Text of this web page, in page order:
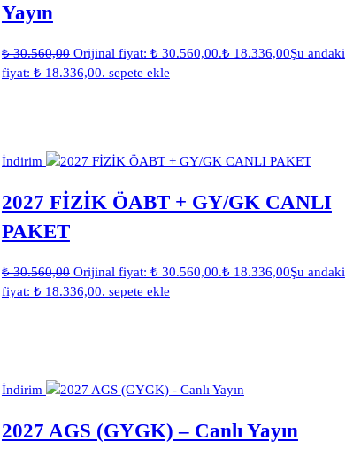
Yayın
₺30.560,00 Orijinal fiyat: ₺ 30.560,00.₺ 18.336,00Şu andaki
fiyat: ₺ 18.336,00. sepete ekle
İndirim
2027 FİZİK ÖABT + GY/GK CANLI
PAKET
₺30.560,00 Orijinal fiyat: ₺ 30.560,00.₺ 18.336,00Şu andaki
fiyat: ₺ 18.336,00. sepete ekle
İndirim
2027 AGS (GYGK) – Canlı Yayın